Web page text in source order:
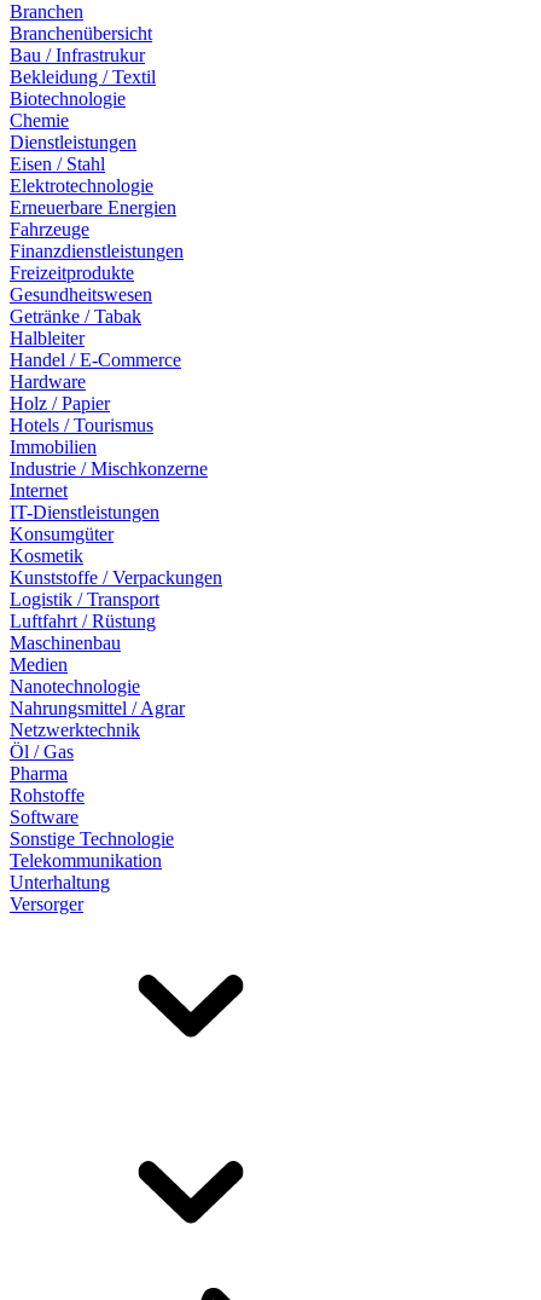
Branchen
Branchenübersicht
Bau / Infrastrukur
Bekleidung / Textil
Biotechnologie
Chemie
Dienstleistungen
Eisen / Stahl
Elektrotechnologie
Erneuerbare Energien
Fahrzeuge
Finanzdienstleistungen
Freizeitprodukte
Gesundheitswesen
Getränke / Tabak
Halbleiter
Handel / E-Commerce
Hardware
Holz / Papier
Hotels / Tourismus
Immobilien
Industrie / Mischkonzerne
Internet
IT-Dienstleistungen
Konsumgüter
Kosmetik
Kunststoffe / Verpackungen
Logistik / Transport
Luftfahrt / Rüstung
Maschinenbau
Medien
Nanotechnologie
Nahrungsmittel / Agrar
Netzwerktechnik
Öl / Gas
Pharma
Rohstoffe
Software
Sonstige Technologie
Telekommunikation
Unterhaltung
Versorger